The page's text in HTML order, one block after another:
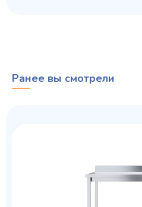
Ранее вы смотрели